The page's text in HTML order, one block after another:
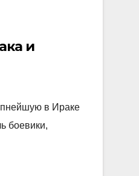
и
в Ираке
боевики,